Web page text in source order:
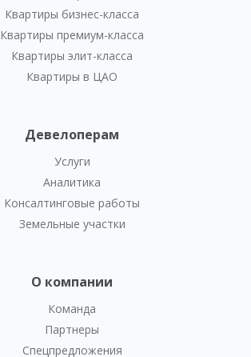
Квартиры бизнес-класса
Квартиры премиум-класса
Квартиры элит-класса
Квартиры в ЦАО
Девелоперам
Услуги
Аналитика
Консалтинговые работы
Земельные участки
О компании
Команда
Партнеры
Спецпредложения